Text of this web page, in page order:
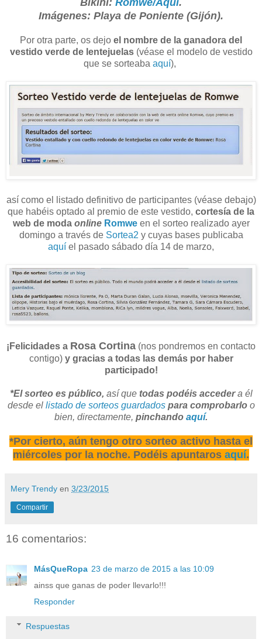
Imágenes: Playa de Poniente (Gijón).
Por otra parte, os dejo el nombre de la ganadora del
vestido verde de lentejuelas(véase el modelo de vestido
que se sorteaba aquí),
así como el listado definitivo de participantes (véase debajo)
que habéis optado al premio de este vestido, cortesía de la
web de moda online Romween el sorteo realizado ayer
domingo a través de Sortea2 y cuyas bases publicaba
aquí el pasado sábado día 14 de marzo,
¡Felicidades a Rosa Cortina (nos pondremos en contacto
contigo) y gracias a todas las demás por haber
participado!
*El sorteo es público, así que todas podéis accedera él
desde el listado de sorteos guardados para comprobarloo
bien, directamente, pinchando aquí.
*Por cierto, aún tengo otro sorteo activo hasta el
miércoles por la noche. Podéis apuntaros aquí.
Mery Trendy en 3/23/2015
Compartir
16 comentarios:
MásQueRopa 23 de marzo de 2015 a las 10:09
ainss que ganas de poder llevarlo!!!
Responder
Respuestas